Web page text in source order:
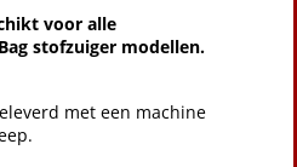
voor alle
stofzuiger modellen.
met een machine